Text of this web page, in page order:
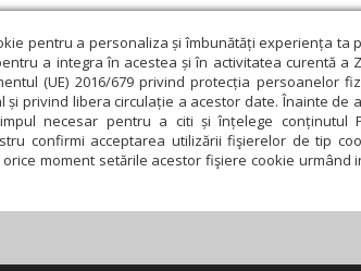
pentru a personaliza și îmbunătăți experiența ta
a integra în acestea și în activitatea curentă a
(UE) 2016/679 privind protecția persoanelor
privind libera circulație a acestor date. Înainte de
necesar pentru a citi și înțelege conținutul
confirmi acceptarea utilizării fişierelor de tip
moment setările acestor fişiere cookie urmând